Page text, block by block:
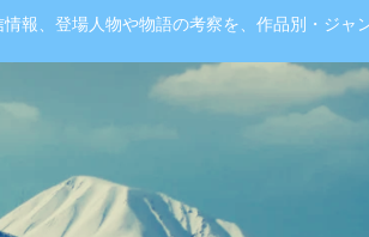
報、登場人物や物語の考察を、作品別・ジャ